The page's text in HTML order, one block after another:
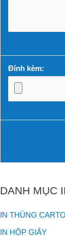
Đính kèm:
DANH MỤC
IN THÙNG
IN HỘP GIẤY